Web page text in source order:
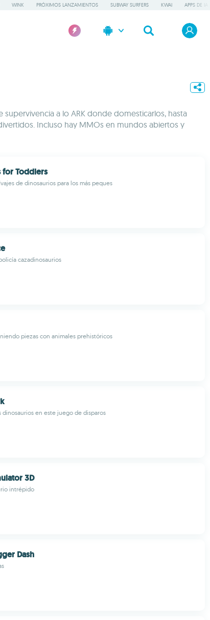
WINK PRÓXIMOS LANZAMIENTOS SUBWAY SURFERS KWAI APPS DE IA
a lo ARK donde domesticarlos, hasta
Incluso hay MMOs en mundos abiertos y
for Toddlers
de dinosaurios para los más peques
cazadinosaurios
piezas con animales prehistóricos
dinosaurios en este juego de disparos
3D
intrépido
Dash